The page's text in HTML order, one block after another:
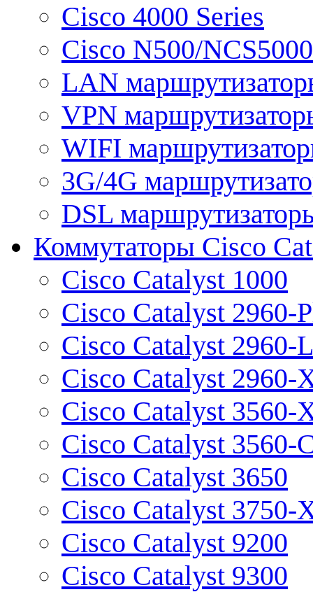
Cisco 4000 Series
Cisco N500/
LAN
VPN
WIFI
3G/4G
DSL
Коммутаторы Cisco
Cisco Catalyst 1000
Cisco Catalyst 2960-
Cisco Catalyst 2960-L
Cisco Catalyst 2960-
Cisco Catalyst 3560-
Cisco Catalyst 3560-
Cisco Catalyst 3650
Cisco Catalyst 3750-
Cisco Catalyst 9200
Cisco Catalyst 9300